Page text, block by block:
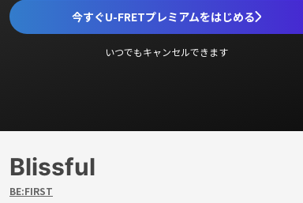
今すぐU-FRETプレミアムをはじめる
いつでもキャンセルできます
Blissful
BE:FIRST